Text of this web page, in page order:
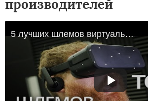
производителей
5 лучших шлемов виртуальной реальности